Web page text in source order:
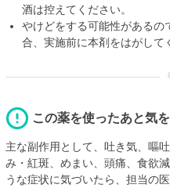
酒は控えてください。
やけどをする可能性があるの
合、実施前に本剤をはがして
この薬を使ったあと気
主な副作用として、吐き気、嘔
み・紅斑、めまい、頭痛、食欲
うな症状に気づいたら、担当の